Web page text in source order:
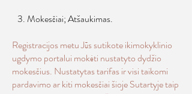
3. Mokesčiai; Atšaukimas.
Registracijos metu Jūs sutikote ikimokyklinio
ugdymo portalui mokėti nustatyto dydžio
mokesčius. Nustatytas tarifas ir visi taikomi
pardavimo ar kiti mokesčiai šioje Sutartyje taip